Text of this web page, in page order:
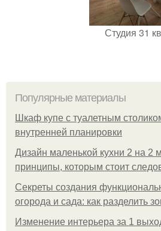
Студия 31
Популярные материалы
Шкаф купе с туалетным
внутренней планировки
Дизайн маленькой кухни 2 на 2
принципы, которым стоит
Секреты создания
огорода и сада: как разделить
Изменение интерьера за 1